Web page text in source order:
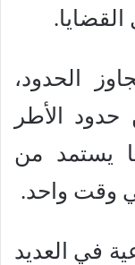
الحدود،
الأطر
ما يستمد من
وقت واحد.
في العديد